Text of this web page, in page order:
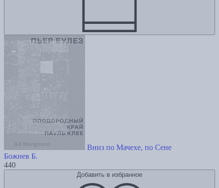
Вниз по Мачехе, по Сене
Божнев Б.
440
Добавить в избранное